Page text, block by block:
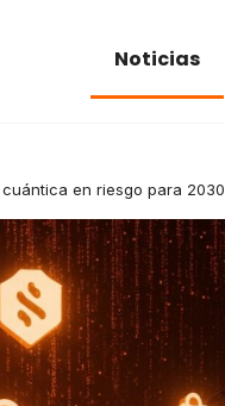
Noticias
en riesgo para 2030